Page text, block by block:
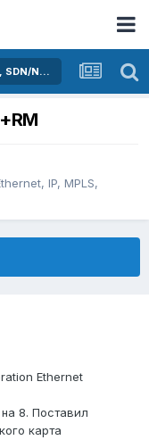
Активное оборудование Ethernet, IP, MPLS, SDN/NFV...
IP, MPLS,
Ethernet
8. Поставил
карта